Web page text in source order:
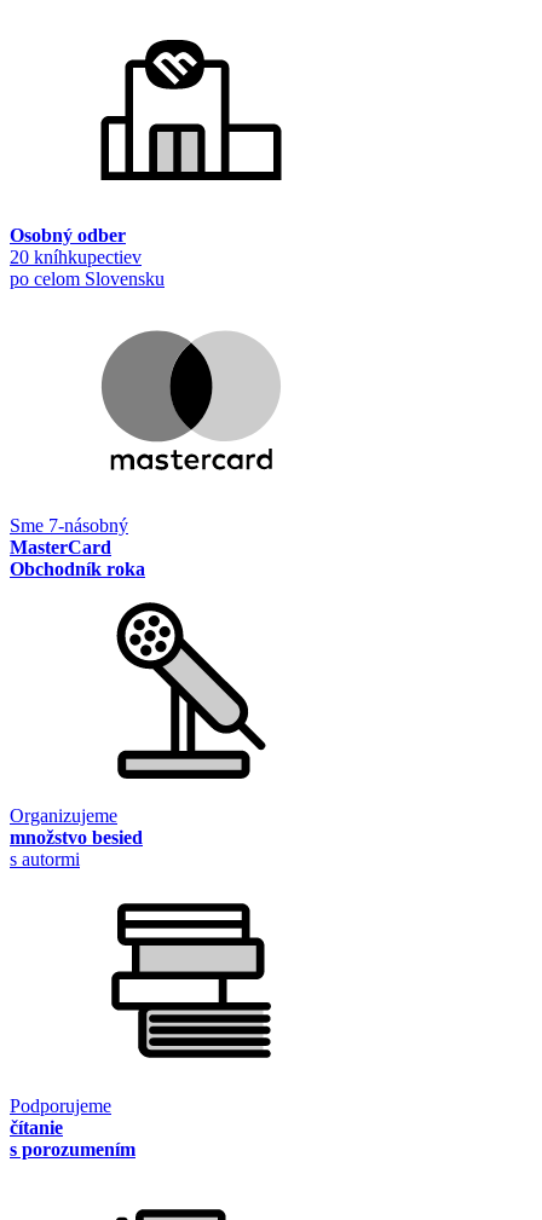
Osobný odber
20 kníhkupectiev
po celom Slovensku
Sme 7-násobný
MasterCard
Obchodník roka
Organizujeme
množstvo besied
s autormi
Podporujeme
čítanie
s porozumením